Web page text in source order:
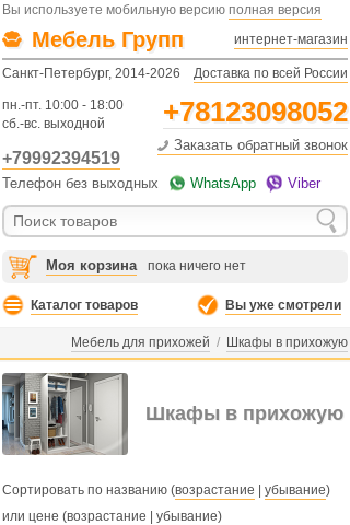
Вы используете мобильную версию полная версия
Мебель Групп интернет-магазин
Санкт-Петербург, 2014-2026 Доставка по всей России
пн.-пт. 10:00 - 18:00
сб.-вс. выходной
+78123098052
+79992394519
Заказать обратный звонок
Телефон без выходных WhatsApp Viber
Моя корзина пока ничего нет
Каталог товаров Вы уже смотрели
Мебель для прихожей / Шкафы в прихожую
Шкафы в прихожую
Сортировать по названию (возрастание убывание)
или цене (возрастание убывание)